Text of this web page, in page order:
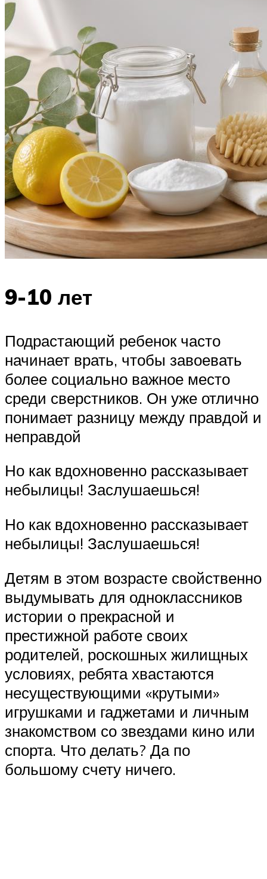
9-10 лет
Подрастающий ребенок часто
начинает врать, чтобы завоевать
более социально важное место
среди сверстников. Он уже отлично
понимает разницу между правдой и
неправдой
Но как вдохновенно рассказывает
небылицы! Заслушаешься!
Но как вдохновенно рассказывает
небылицы! Заслушаешься!
Детям в этом возрасте свойственно
выдумывать для одноклассников
истории о прекрасной и
престижной работе своих
родителей, роскошных жилищных
условиях, ребята хвастаются
несуществующими «крутыми»
игрушками и гаджетами и личным
знакомством со звездами кино или
спорта. Что делать? Да по
большому счету ничего.